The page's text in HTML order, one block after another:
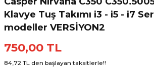
Klavye Tuş Takımı i3 - i5 - i7
modeller VERSİYON2
750,00 TL
84,72 TL den başlayan taksitlerle!!